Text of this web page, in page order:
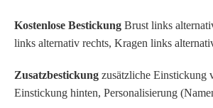
Kostenlose Bestickung Brust links
links alternativ rechts, Kragen links
Zusatzbestickung zusätzliche Einstickung
Einstickung hinten, Personalisierung